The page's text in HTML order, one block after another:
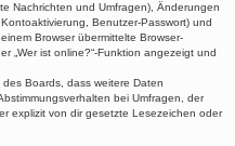
Nachrichten und Umfragen), Änderungen
Benutzer-Passwort) und
Browser übermittelte Browser-
„Wer ist online?“-Funktion angezeigt und
Boards, dass weitere Daten
bei Umfragen, der
explizit von dir gesetzte Lesezeichen oder